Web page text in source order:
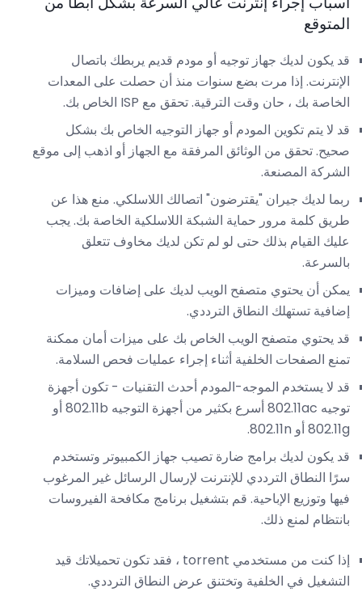
المتوقع
قد يكون لديك جهاز توجيه أو مودم قديم يربطك باتصال
الإنترنت. إذا مرت بضع سنوات منذ أن حصلت على المعدات
الخاصة بك ، حان وقت الترقية. تحقق مع ISP الخاص بك.
قد لا يتم تكوين المودم أو جهاز التوجيه الخاص بك بشكل
صحيح. تحقق من الوثائق المرفقة مع الجهاز أو اذهب إلى موقع
الشركة المصنعة.
ربما لديك جيران "يقترضون" اتصالك اللاسلكي. منع هذا عن
طريق كلمة مرور حماية الشبكة اللاسلكية الخاصة بك. يجب
عليك القيام بذلك حتى لو لم تكن لديك مخاوف تتعلق
بالسرعة.
يمكن أن يحتوي متصفح الويب لديك على إضافات وميزات
إضافية تستهلك النطاق الترددي.
قد يحتوي متصفح الويب الخاص بك على ميزات أمان ممكنة
تمنع الصفحات الخلفية أثناء إجراء عمليات فحص السلامة.
قد لا يستخدم الموجه-المودم أحدث التقنيات - تكون أجهزة
توجيه 802.11ac أسرع بكثير من أجهزة التوجيه 802.11b أو
802.11g أو 802.11n.
قد يكون لديك برامج ضارة تصيب جهاز الكمبيوتر وتستخدم
سرًا النطاق الترددي للإنترنت لإرسال الرسائل غير المرغوب
فيها وتوزيع الإباحية. قم بتشغيل برنامج مكافحة الفيروسات
بانتظام لمنع ذلك.
إذا كنت من مستخدمي torrent ، فقد تكون تحميلاتك قيد
التشغيل في الخلفية وتختنق عرض النطاق الترددي.